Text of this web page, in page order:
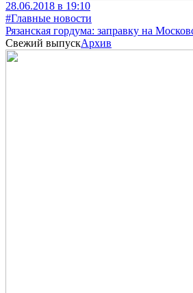
28.06.2018 в 19:10
#Главные новости
Рязанская гордума: заправку на
Свежий выпускАрхив